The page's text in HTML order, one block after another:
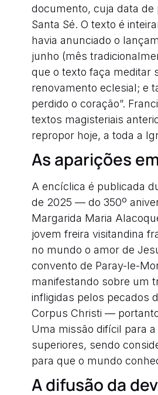
documento, cuja data
Santa Sé. O texto é
havia anunciado o
junho (mês
que o texto faça meditar
renovamento eclesial; e
perdido o coração”.
textos magisteriais
repropor hoje, a toda a
As aparições
A encíclica é publicada
de 2025 — do 350º
Margarida Maria
jovem freira visitandina
no mundo o amor de
convento de Paray-le-
manifestando sobre um
infligidas pelos pecados
Corpus Christi —
Uma missão difícil para
superiores, sendo
para que o mundo
A difusão da